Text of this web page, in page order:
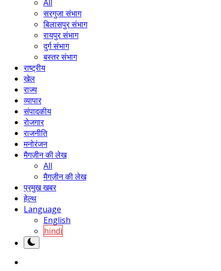
All
सरगुजा संभाग
बिलासपुर संभाग
रायपुर संभाग
दुर्ग संभाग
बस्तर संभाग
राष्ट्रीय
खेल
राज्य
व्यापार
संपादकीय
रोजगार
राजनीति
मनोरंजन
मैगज़ीन की लेख
All
मैगज़ीन की लेख
प्रमुख खबर
हेल्थ
Language
English
hindi